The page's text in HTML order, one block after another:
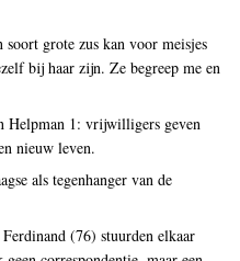
grote zus kan voor meisjes
bij haar zijn. Ze begreep me en
Helpman 1: vrijwilligers geven
nieuw leven.
als tegenhanger van de
(76) stuurden elkaar